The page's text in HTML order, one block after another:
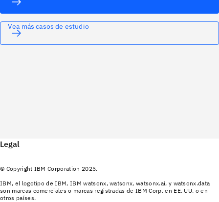
Vea más casos de estudio
Legal
© Copyright IBM Corporation 2025.
IBM, el logotipo de IBM, IBM watsonx, watsonx, watsonx.ai, y watsonx.data
son marcas comerciales o marcas registradas de IBM Corp. en EE. UU. o en
otros países.